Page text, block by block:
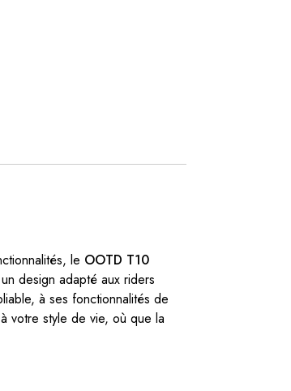
le OOTD T10
design adapté aux riders
à ses fonctionnalités de
votre style de vie, où que la